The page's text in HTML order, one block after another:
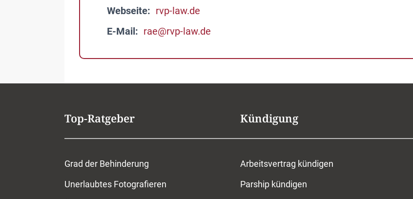
Webseite
rvp-law.de
E-Mail
rae@rvp-law.de
Top-Ratgeber
Grad der Behinderung
Unerlaubtes Fotografieren
Kündigung
Arbeitsvertrag kündigen
Parship kündigen